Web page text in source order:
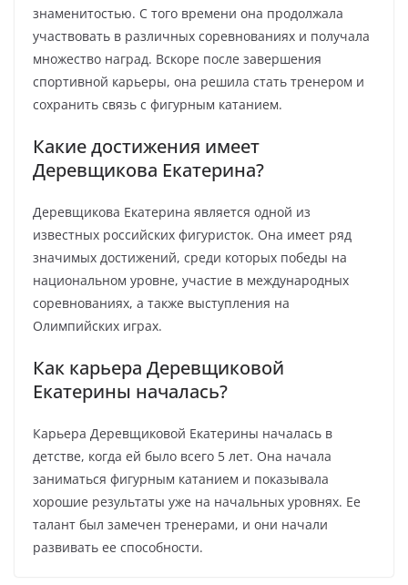
знаменитостью. С того времени она продолжала
участвовать в различных соревнованиях и получала
множество наград. Вскоре после завершения
спортивной карьеры, она решила стать тренером и
сохранить связь с фигурным катанием.
Какие достижения имеет
Деревщикова Екатерина?
Деревщикова Екатерина является одной из
известных российских фигуристок. Она имеет ряд
значимых достижений, среди которых победы на
национальном уровне, участие в международных
соревнованиях, а также выступления на
Олимпийских играх.
Как карьера Деревщиковой
Екатерины началась?
Карьера Деревщиковой Екатерины началась в
детстве, когда ей было всего 5 лет. Она начала
заниматься фигурным катанием и показывала
хорошие результаты уже на начальных уровнях. Ее
талант был замечен тренерами, и они начали
развивать ее способности.